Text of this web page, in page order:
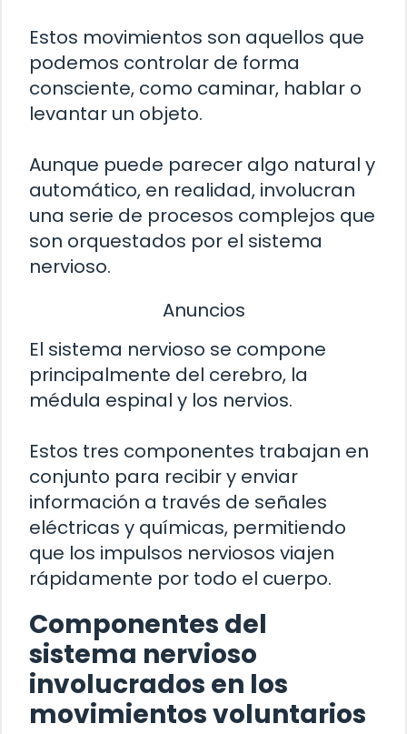
Estos movimientos son aquellos que
podemos controlar de forma
consciente, como caminar, hablar o
levantar un objeto.
Aunque puede parecer algo natural y
automático, en realidad, involucran
una serie de procesos complejos que
son orquestados por el sistema
nervioso.
Anuncios
El sistema nervioso se compone
principalmente del cerebro, la
médula espinal y los nervios.
Estos tres componentes trabajan en
conjunto para recibir y enviar
información a través de señales
eléctricas y químicas, permitiendo
que los impulsos nerviosos viajen
rápidamente por todo el cuerpo.
Componentes del
sistema nervioso
involucrados en los
movimientos voluntarios